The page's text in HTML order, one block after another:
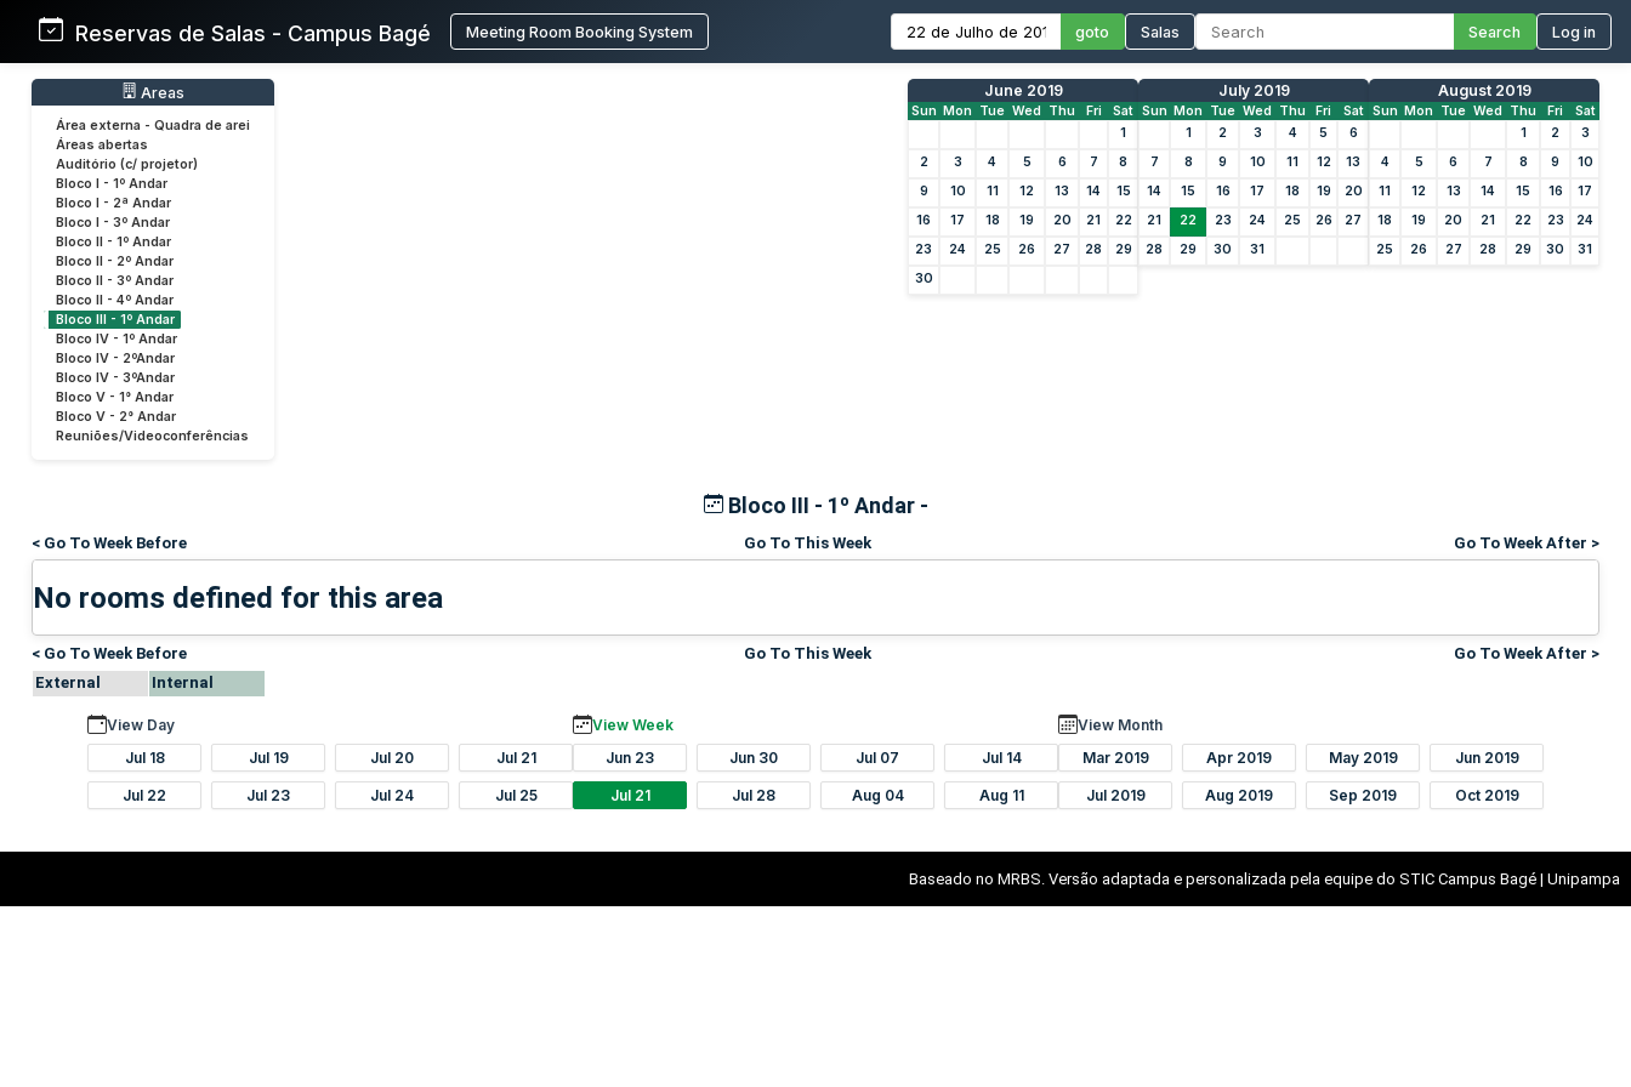
Reservas de Salas - Campus Bagé Meeting Room Booking System goto Salas Search Log in
Areas
Área externa - Quadra de arei
Áreas abertas
Auditório (c/ projetor)
Bloco I - 1º Andar
Bloco I - 2ª Andar
Bloco I - 3º Andar
Bloco II - 1º Andar
Bloco II - 2º Andar
Bloco II - 3º Andar
Bloco II - 4º Andar
Bloco III - 1º Andar
Bloco IV - 1º Andar
Bloco IV - 2ºAndar
Bloco IV - 3ºAndar
Bloco V - 1° Andar
Bloco V - 2° Andar
Reuniões/Videoconferências
June 2019
Sun Mon Tue Wed Thu Fri
Sat
1
2
3 4 5 6 7
8
9
10 11 12 13 14
15
16
17 18 19 20 21
22
23
24 25 26 27 28
29
30
July 2019
Sun Mon Tue Wed Thu Fri
Sat
1
2 3 4 5
6
7
8 9 10 11 12
13
14
15 16 17 18 19
20
21
22 23 24 25 26
27
28
29 30 31
August 2019
Sun Mon Tue Wed Thu Fri
Sat
1
2
3
4
5 6 7 8 9
10
11
12 13 14 15 16
17
18
19 20 21 22 23
24
25
26 27 28 29 30 31
Bloco III - 1º Andar -
< Go To Week Before Go To This Week Go To Week After >
No rooms defined for this area
< Go To Week Before Go To This Week
Go To Week After >
External
Internal
View Day
Jul 18
Jul 19 Jul 20 Jul 21
Jul 22 Jul 23 Jul 24 Jul 25
View Week
Jun 23
Jun 30 Jul 07 Jul 14
Jul 21 Jul 28 Aug 04 Aug 11
View Month
Mar 2019
Apr 2019 May 2019 Jun 2019
Jul 2019 Aug 2019 Sep 2019 Oct 2019
Baseado no MRBS. Versão adaptada e personalizada pela equipe do STIC Campus Bagé | Unipampa